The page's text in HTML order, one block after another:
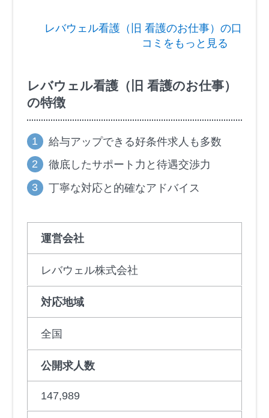
レバウェル看護（旧 看護のお仕事）の口
コミをもっと見る
レバウェル看護（旧 看護のお仕事）
の特徴
給与アップできる好条件求人も多数
徹底したサポート力と待遇交渉力
丁寧な対応と的確なアドバイス
運営会社
レバウェル株式会社
対応地域
全国
公開求人数
147,989